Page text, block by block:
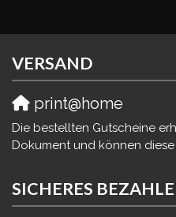
VERSAND
print@home
Die bestellten Gutscheine
Dokument und können
SICHERES